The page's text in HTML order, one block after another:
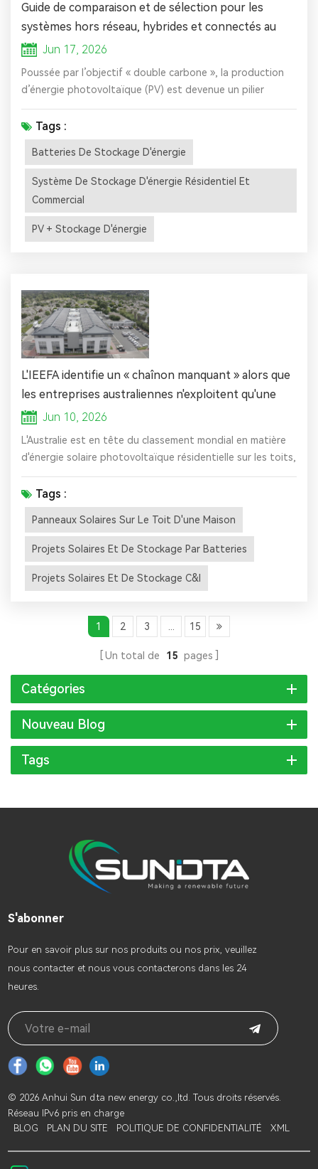
Guide de comparaison et de sélection pour les
systèmes hors réseau, hybrides et connectés au
réseauJun 17, 2026
Poussée par l’objectif « double carbone », la production
d’énergie photovoltaïque (PV) est devenue un pilier
central de la transformation énergétique. Les systèmes
raccordés au réseau, hors réseau et hybrides, en tant
qu’architecture centrale des applications PV, s’adaptent à
différents scénarios et besoins, déterminant directement
la stabilité, l’économie et l’indépendance de l’utilisation
Tags :
Batteries De Stockage D'énergie
Système De Stockage D'énergie Résidentiel Et
Commercial
PV + Stockage D'énergie
L'IEEFA identifie un « chaînon manquant » alors que
les entreprises australiennes n'exploitent qu'une
fraction du potentiel solaire sur leurs toits.
Jun 10, 2026
L'Australie est en tête du classement mondial en matière
d'énergie solaire photovoltaïque résidentielle sur les toits,
avec 22 GW de capacité installée pour les ménages, mais
son secteur commercial et industriel n'a déployé que 5,6
GW, malgré une consommation d'électricité supérieure à
celle des ménages, selon un nouveau rapport de l'Institut
d'économie de l'énergie et d'analyse financière (IEEFA)...
Tags :
Panneaux Solaires Sur Le Toit D'une Maison
Projets Solaires Et De Stockage Par Batteries
Projets Solaires Et De Stockage C&I
1 2 3 15
Un total de 15 pages
Catégories
Nouveau Blog
Tags
S'abonner
Pour en savoir plus sur nos produits ou nos prix, veuillez
nous contacter et nous vous contacterons dans les 24
heures.
© 2026 Anhui Sun d.ta new energy co.,ltd. Tous droits réservés.
Réseau IPv6 pris en charge
BLOG
PLAN DU SITE POLITIQUE DE CONFIDENTIALITÉ XML